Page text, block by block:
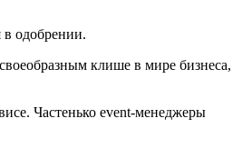
одобрении.
клише в мире бизнеса,
Частенько event-менеджеры